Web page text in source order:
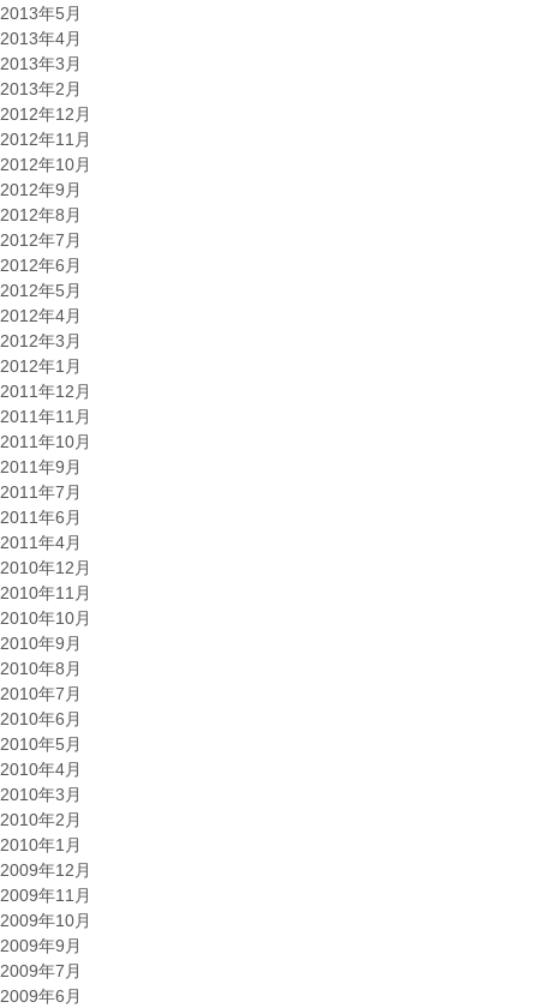
2013年5月
2013年4月
2013年3月
2013年2月
2012年12月
2012年11月
2012年10月
2012年9月
2012年8月
2012年7月
2012年6月
2012年5月
2012年4月
2012年3月
2012年1月
2011年12月
2011年11月
2011年10月
2011年9月
2011年7月
2011年6月
2011年4月
2010年12月
2010年11月
2010年10月
2010年9月
2010年8月
2010年7月
2010年6月
2010年5月
2010年4月
2010年3月
2010年2月
2010年1月
2009年12月
2009年11月
2009年10月
2009年9月
2009年7月
2009年6月